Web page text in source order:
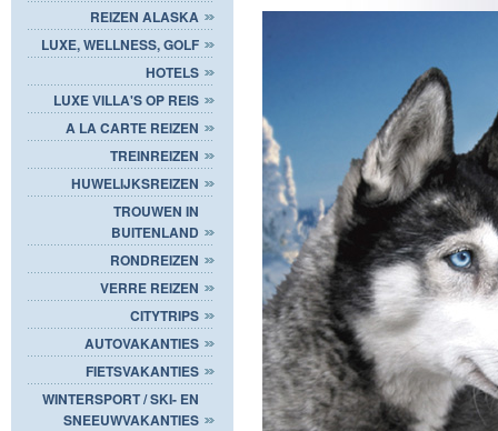
REIZEN ALASKA
LUXE, WELLNESS, GOLF
HOTELS
LUXE VILLA'S OP REIS
A LA CARTE REIZEN
TREINREIZEN
HUWELIJKSREIZEN
TROUWEN IN
BUITENLAND
RONDREIZEN
VERRE REIZEN
CITYTRIPS
AUTOVAKANTIES
FIETSVAKANTIES
WINTERSPORT / SKI- EN
SNEEUWVAKANTIES